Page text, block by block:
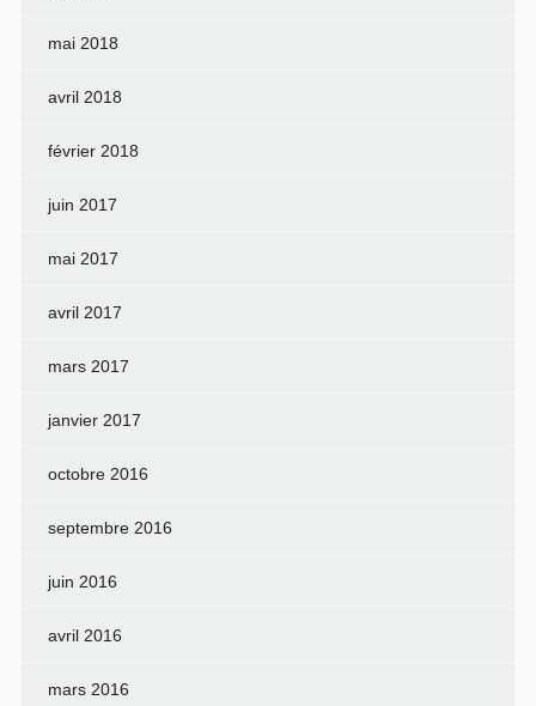
mai 2018
avril 2018
février 2018
juin 2017
mai 2017
avril 2017
mars 2017
janvier 2017
octobre 2016
septembre 2016
juin 2016
avril 2016
mars 2016